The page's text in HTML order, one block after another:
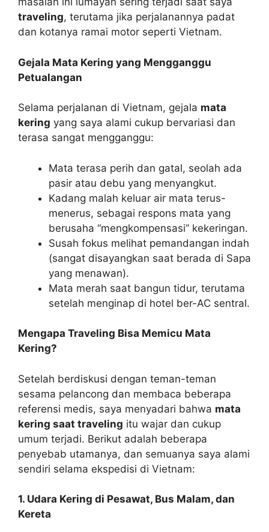
traveling, terutama jika perjalanannya padat
dan kotanya ramai motor seperti Vietnam.
Gejala Mata Kering yang Mengganggu
Petualangan
Selama perjalanan di Vietnam, gejala mata
kering yang saya alami cukup bervariasi dan
terasa sangat mengganggu:
Mata terasa perih dan gatal, seolah ada
pasir atau debu yang menyangkut.
Kadang malah keluar air mata terus-
menerus, sebagai respons mata yang
berusaha “mengkompensasi” kekeringan.
Susah fokus melihat pemandangan indah
(sangat disayangkan saat berada di Sapa
yang menawan).
Mata merah saat bangun tidur, terutama
setelah menginap di hotel ber-AC sentral.
Mengapa Traveling Bisa Memicu Mata
Kering?
Setelah berdiskusi dengan teman-teman
sesama pelancong dan membaca beberapa
referensi medis, saya menyadari bahwa mata
kering saat traveling itu wajar dan cukup
umum terjadi. Berikut adalah beberapa
penyebab utamanya, dan semuanya saya alami
sendiri selama ekspedisi di Vietnam:
1. Udara Kering di Pesawat, Bus Malam, dan
Kereta